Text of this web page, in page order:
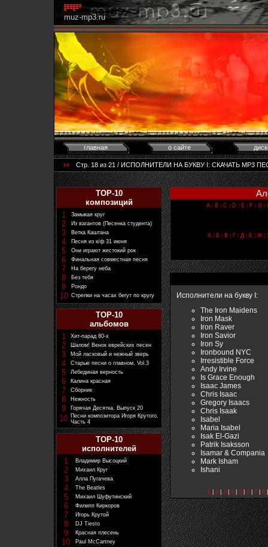
muz-mp3.ru
главная о сайте
Стр. 18 из 21 / ИСПОЛНИТЕЛИ НА БУКВУ I: CКАЧАТЬ MP3
TOP-10
композиций
1
Замыкая круг
2 Из вагантов (Песенка студента)
3 Ветка Каштана
4 Песня из к/ф 31 июня
5 Они играют жестокий рок
6 Финальная совместная песня
7 На берегу неба
8 Без тебя
9 Рондо
10 Стрелки на часах бегут по кругу
TOP-10
альбомов
1
Хит-парад 80-х
2 Шалом! Венок еврейских песен
3 Мой ласковый и нежный зверь
4 Старые песни о главном, Vol.3
5 Лебединая верность
6 Калина красная
7 Сборник
8 Нежность
9 Горячая Десятка. Выпуск 20
10 Песни композитора Игоря Крутого.
Часть 4
TOP-10
исполнителей
1
Владимир Высоцкий
2 Михаил Круг
3 Алла Пугачева
4 The Beatles
5 Михаил Шуфутинский
6 Филипп Киркоров
7 Игорь Крутой
8 DJ Tiesto
9 Красная плесень
10 Paul McCartney
A B C D E F G
А| Б| В| Г| Д| Е| Ж|
Исполнители на букву I:
The Iron Maidens
Iron Mask
Iron Raver
Iron Savior
Iron Sy
Ironbound NYC
Irresistible Force
Andy Irvine
Is Grace Enough
Isaac James
Chris Isaac
Gregory Isaacs
Chris Isaak
Isabel
Maria Isabel
Isak El-Gazi
Patrik Isaksson
Isamar & Compania
Mark Isham
Ishani
1 2 3 4 5 6 7 8